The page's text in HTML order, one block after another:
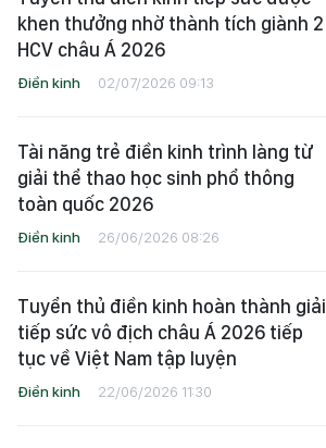
khen thưởng nhờ thành tích giành 2
HCV châu Á 2026
Điền kinh 02/07/2026 09:13
Tài năng trẻ điền kinh trình làng từ
giải thể thao học sinh phổ thông
toàn quốc 2026
Điền kinh 26/06/2026 08:26
Tuyển thủ điền kinh hoàn thành giải
tiếp sức vô địch châu Á 2026 tiếp
tục về Việt Nam tập luyện
Điền kinh 22/06/2026 11:30